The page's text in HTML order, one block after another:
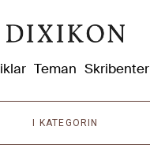
Teman Skribenter
I KATEGORIN